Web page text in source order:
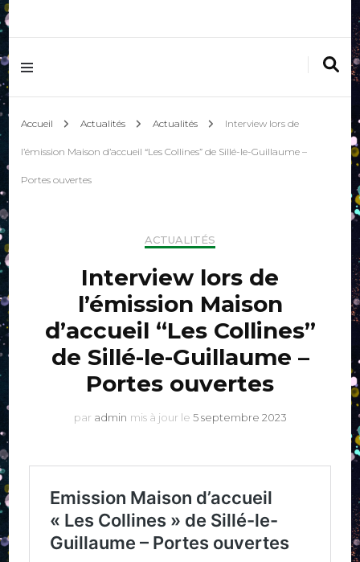
Accueil Actualités Actualités Interview lors de
l’émission Maison d’accueil “Les Collines” de Sillé-le-Guillaume –
Portes ouvertes
ACTUALITÉS
Interview lors de
l’émission Maison
d’accueil “Les Collines”
de Sillé-le-Guillaume –
Portes ouvertes
par admin mis à jour le 5 septembre 2023